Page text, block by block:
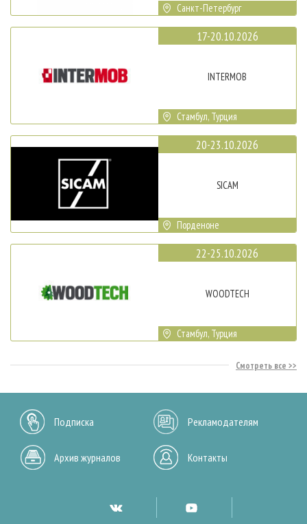
Санкт-Петербург
17-20.10.2026
INTERMOB
Стамбул, Турция
20-23.10.2026
SICAM
Порденоне
22-25.10.2026
WOODTECH
Стамбул, Турция
Смотреть все
Подписка Рекламодателям
Архив журналов Контакты